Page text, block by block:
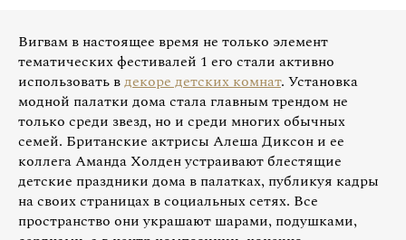
Вигвам в настоящее время не только элемент
тематических фестивалей 1 его стали активно
использовать вдекоре детских комнат. Установка
модной палатки дома стала главным трендом не
только среди звезд, но и среди многих обычных
семей. Британские актрисы Алеша Диксон и ее
коллега Аманда Холден устраивают блестящие
детские праздники дома в палатках, публикуя кадры
на своих страницах в социальных сетях. Все
пространство они украшают шарами, подушками,